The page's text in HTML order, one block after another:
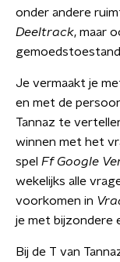
onder andere
Deeltrack, maar
Je vermaakt je
en met de
Tannaz te
winnen met het
spel Ff Google
wekelijks alle
voorkomen in
je met bijzondere
Bij de T van